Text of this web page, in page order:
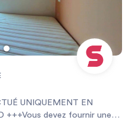
UNIQUEMENT EN